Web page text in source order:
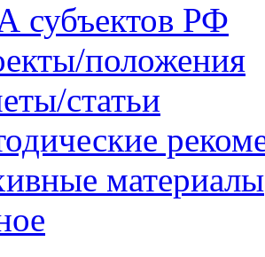
субъектов РФ
положения
статьи
материалы